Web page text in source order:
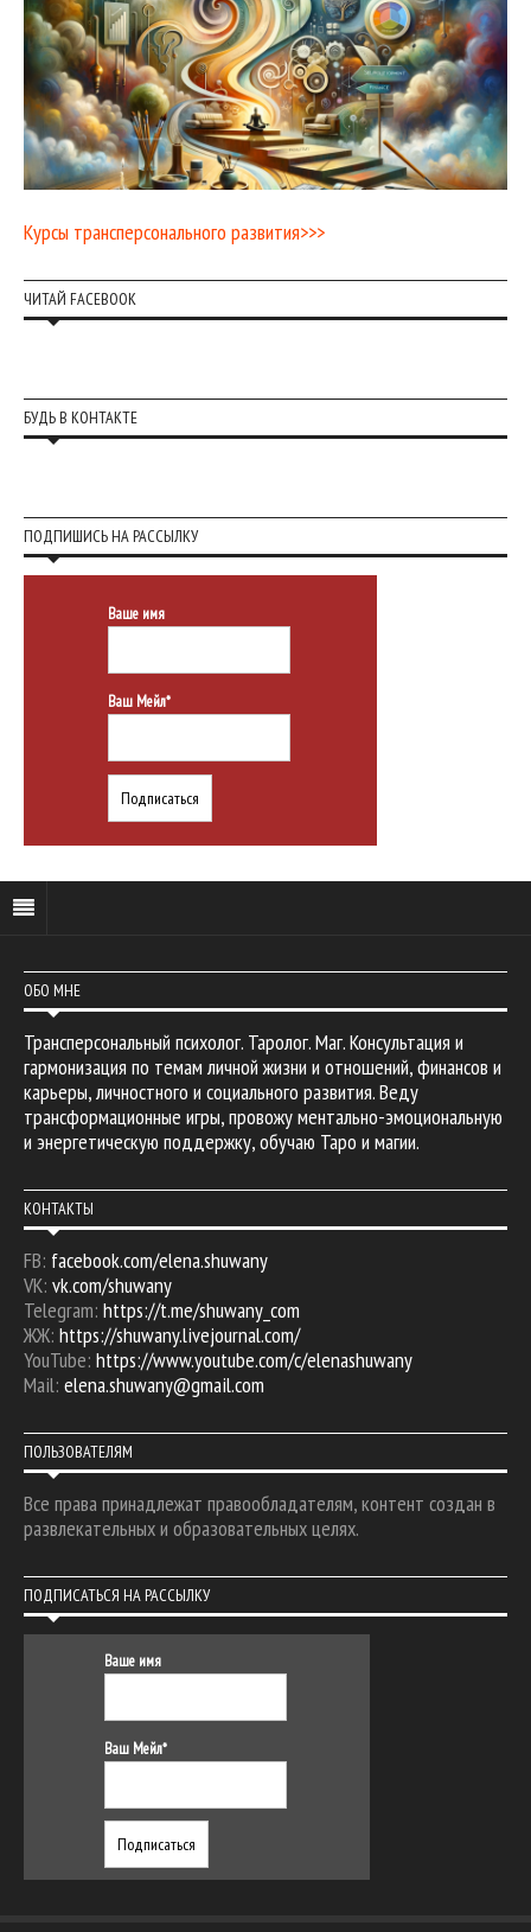
Курсы трансперсонального развития>>>
ЧИТАЙ FACEBOOK
БУДЬ В КОНТАКТЕ
ПОДПИШИСЬ НА РАССЫЛКУ
Ваше имя
Ваш Мейл*
ОБО МНЕ
Трансперсональный психолог. Таролог. Маг. Консультация и
гармонизация по темам личной жизни и отношений, финансов и
карьеры, личностного и социального развития. Веду
трансформационные игры, провожу ментально-эмоциональную
и энергетическую поддержку, обучаю Таро и магии.
КОНТАКТЫ
FB: facebook.com/elena.shuwany
VK: vk.com/shuwany
Telegram: https://t.me/shuwany_com
ЖЖ: https://shuwany.livejournal.com/
YouTube: https://www.youtube.com/c/elenashuwany
Mail: elena.shuwany@gmail.com
ПОЛЬЗОВАТЕЛЯМ
Все права принадлежат правообладателям, контент создан в
развлекательных и образовательных целях.
ПОДПИСАТЬСЯ НА РАССЫЛКУ
Ваше имя
Ваш Мейл*